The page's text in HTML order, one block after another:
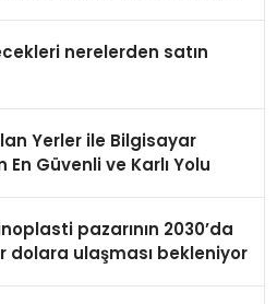
nerelerden satın
Yerler ile Bilgisayar
En Güvenli ve Karlı Yolu
pazarının 2030’da
dolara ulaşması bekleniyor